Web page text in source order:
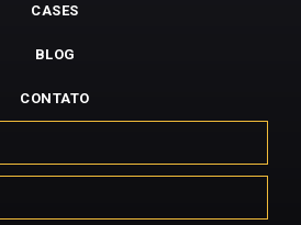
CASES
BLOG
CONTATO